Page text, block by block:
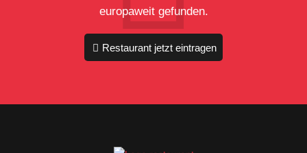
europaweit gefunden.
Restaurant jetzt eintragen